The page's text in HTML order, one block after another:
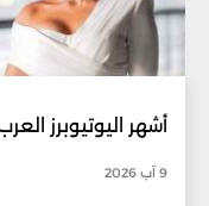
أشهر اليوتيوبرز
9 آب 2026